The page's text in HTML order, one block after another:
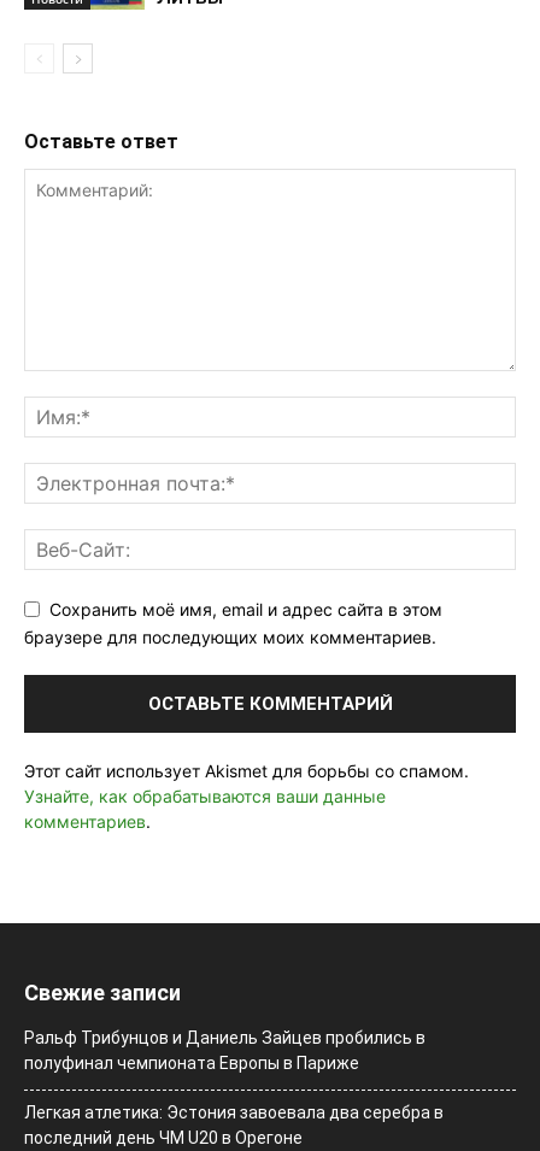
Оставьте ответ
Сохранить моё имя, email и адрес сайта в этом
браузере для последующих моих комментариев.
Этот сайт использует Akismet для борьбы со спамом.
Узнайте, как обрабатываются ваши данные
комментариев.
Свежие записи
Ральф Трибунцов и Даниель Зайцев пробились в
полуфинал чемпионата Европы в Париже
Легкая атлетика: Эстония завоевала два серебра в
последний день ЧМ U20 в Орегоне